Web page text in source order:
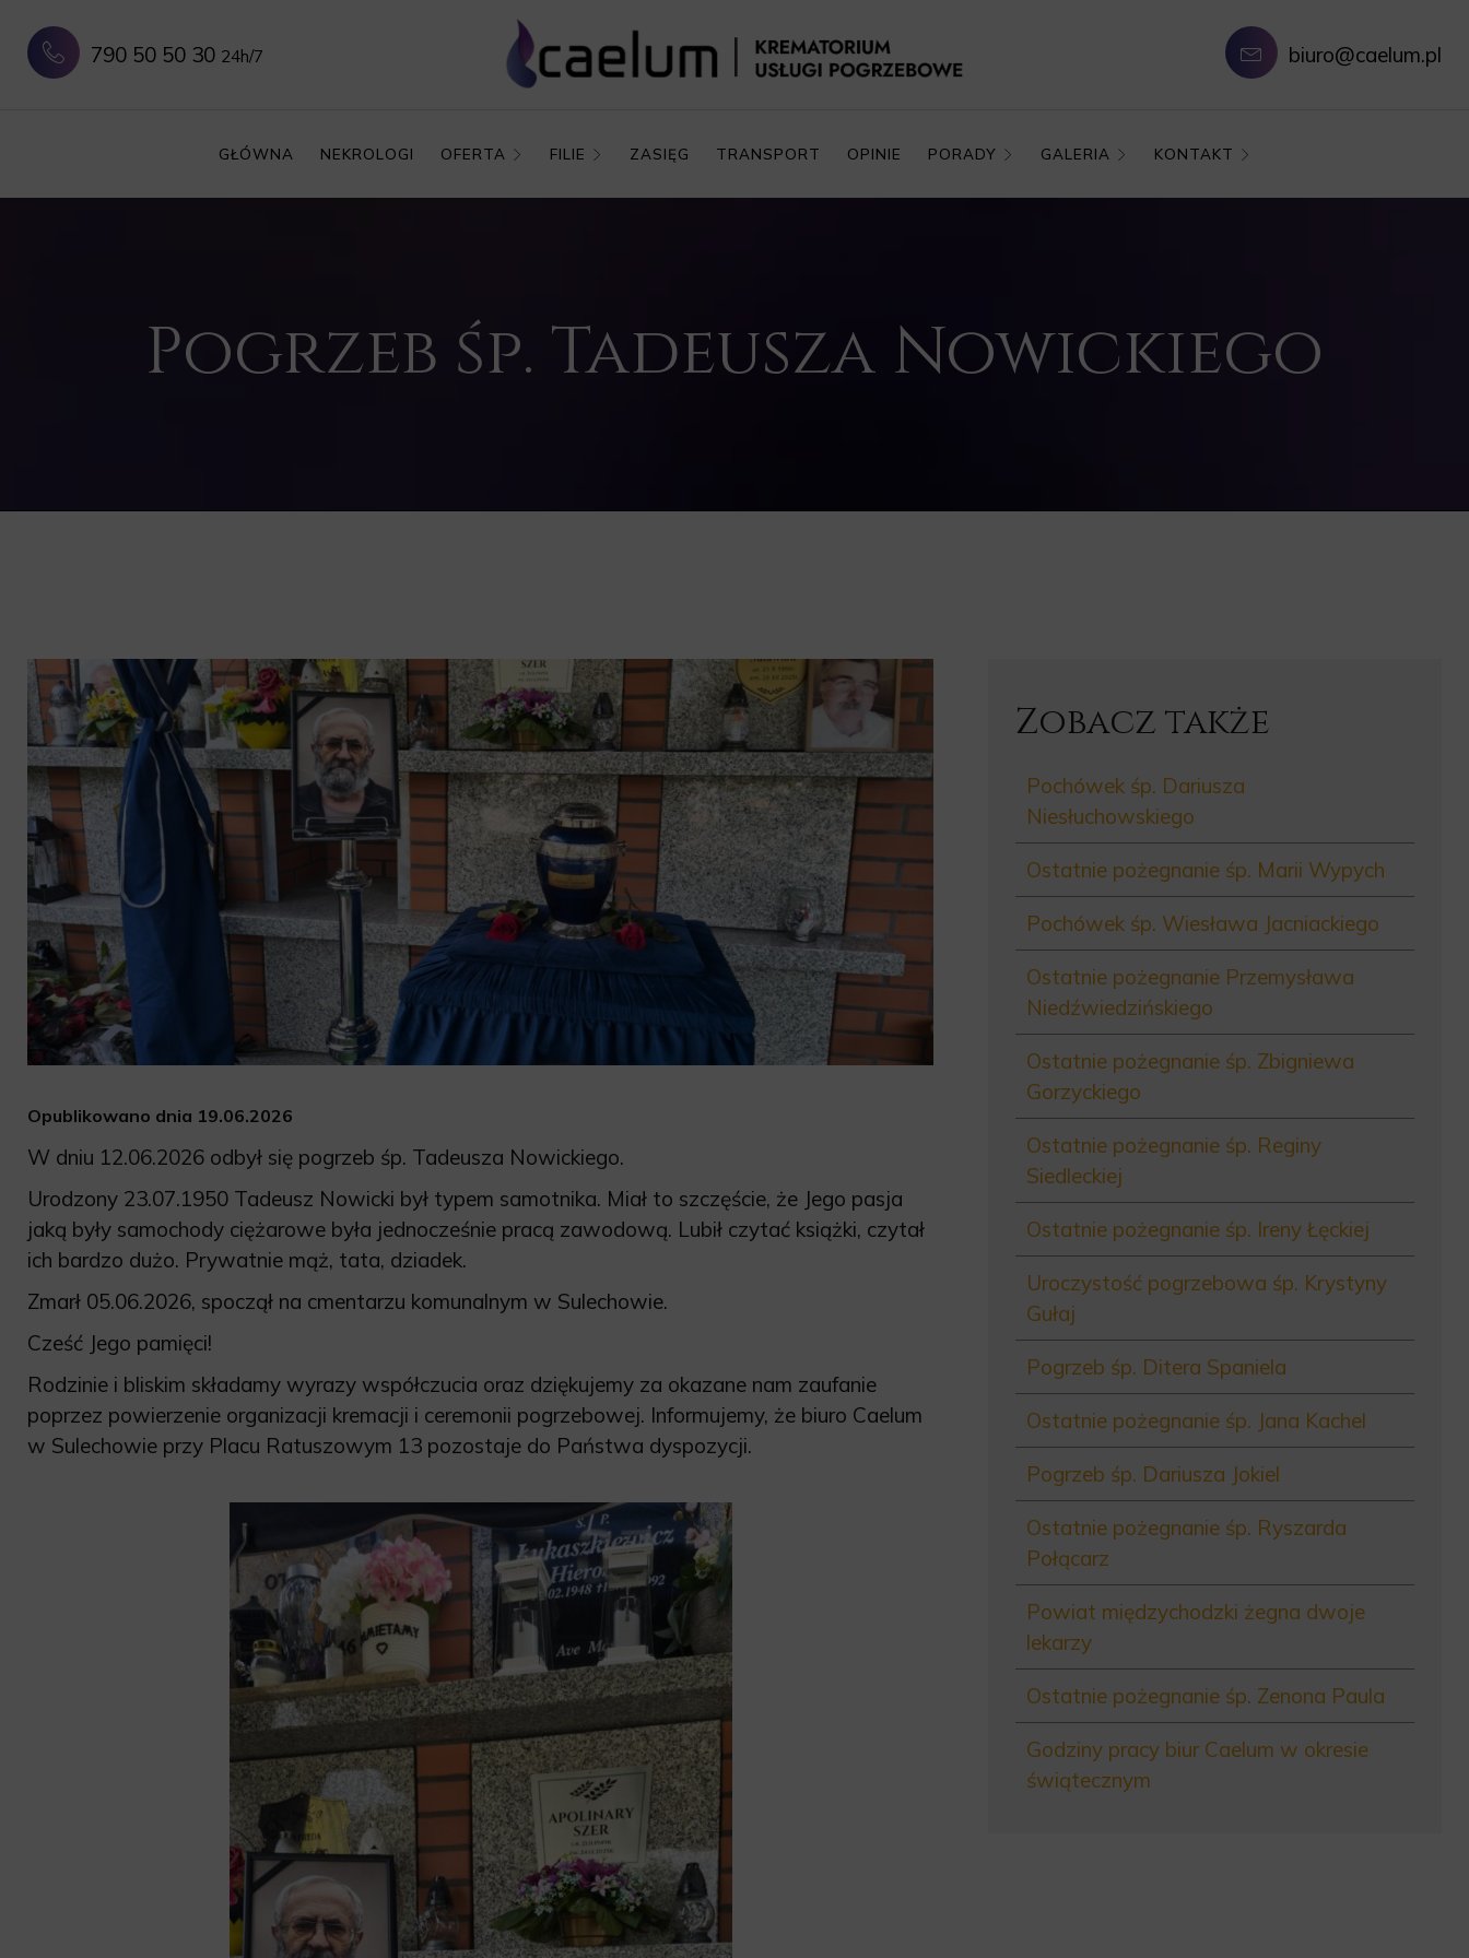
790 50 50 30 24h/7 biuro@caelum.pl
GŁÓWNA NEKROLOGI OFERTA FILIE ZASIĘG TRANSPORT OPINIE PORADY GALERIA KONTAKT
Pogrzeb śp. Tadeusza Nowickiego
Opublikowano dnia 19.06.2026
W dniu 12.06.2026 odbył się pogrzeb śp. Tadeusza Nowickiego.
Urodzony 23.07.1950 Tadeusz Nowicki był typem samotnika. Miał to szczęście, że Jego pasja
jaką były samochody ciężarowe była jednocześnie pracą zawodową. Lubił czytać książki, czytał
ich bardzo dużo. Prywatnie mąż, tata, dziadek.
Zmarł 05.06.2026, spoczął na cmentarzu komunalnym w Sulechowie.
Cześć Jego pamięci!
Rodzinie i bliskim składamy wyrazy współczucia oraz dziękujemy za okazane nam zaufanie
poprzez powierzenie organizacji kremacji i ceremonii pogrzebowej. Informujemy, że biuro Caelum
w Sulechowie przy Placu Ratuszowym 13 pozostaje do Państwa dyspozycji.
Zobacz także
Pochówek śp. Dariusza
Niesłuchowskiego
Ostatnie pożegnanie śp. Marii Wypych
Pochówek śp. Wiesława Jacniackiego
Ostatnie pożegnanie Przemysława
Niedźwiedzińskiego
Ostatnie pożegnanie śp. Zbigniewa
Gorzyckiego
Ostatnie pożegnanie śp. Reginy
Siedleckiej
Ostatnie pożegnanie śp. Ireny Łęckiej
Uroczystość pogrzebowa śp. Krystyny
Gułaj
Pogrzeb śp. Ditera Spaniela
Ostatnie pożegnanie śp. Jana Kachel
Pogrzeb śp. Dariusza Jokiel
Ostatnie pożegnanie śp. Ryszarda
Połącarz
Powiat międzychodzki żegna dwoje
lekarzy
Ostatnie pożegnanie śp. Zenona Paula
Godziny pracy biur Caelum w okresie
świątecznym